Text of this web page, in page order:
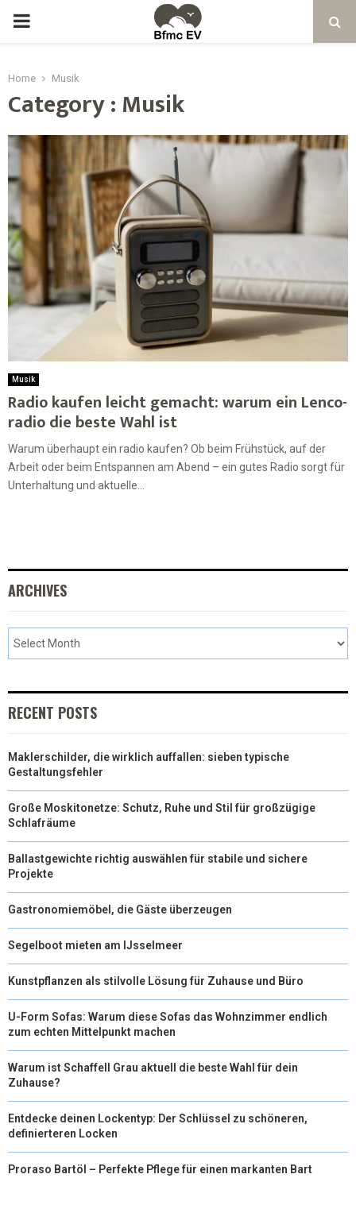
Home Musik
Category : Musik
Musik
Radio kaufen leicht gemacht: warum ein Lenco-
radio die beste Wahl ist
Warum überhaupt ein radio kaufen? Ob beim Frühstück, auf der
Arbeit oder beim Entspannen am Abend – ein gutes Radio sorgt für
Unterhaltung und aktuelle...
ARCHIVES
RECENT POSTS
Maklerschilder, die wirklich auffallen: sieben typische
Gestaltungsfehler
Große Moskitonetze: Schutz, Ruhe und Stil für großzügige
Schlafräume
Ballastgewichte richtig auswählen für stabile und sichere
Projekte
Gastronomiemöbel, die Gäste überzeugen
Segelboot mieten am IJsselmeer
Kunstpflanzen als stilvolle Lösung für Zuhause und Büro
U-Form Sofas: Warum diese Sofas das Wohnzimmer endlich
zum echten Mittelpunkt machen
Warum ist Schaffell Grau aktuell die beste Wahl für dein
Zuhause?
Entdecke deinen Lockentyp: Der Schlüssel zu schöneren,
definierteren Locken
Proraso Bartöl – Perfekte Pflege für einen markanten Bart